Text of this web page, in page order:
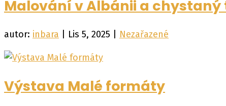
Malování v Albánii a
autor: inbara Lis 5, 2025 Nezařazené
Výstava Malé formáty